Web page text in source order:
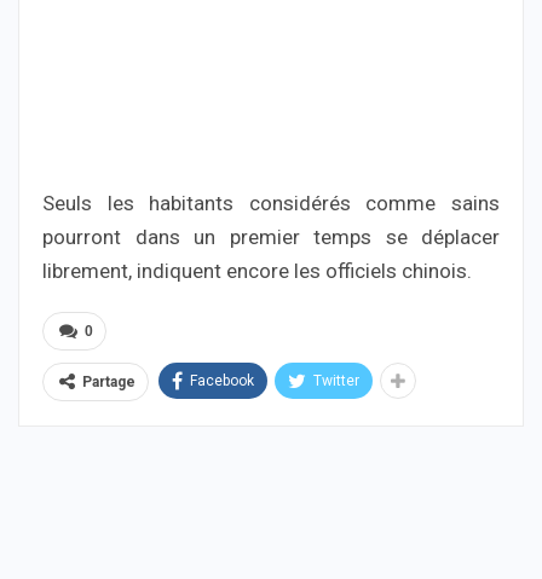
Seuls les habitants considérés comme sains
pourront dans un premier temps se déplacer
librement, indiquent encore les officiels chinois.
0
Partage Facebook Twitter